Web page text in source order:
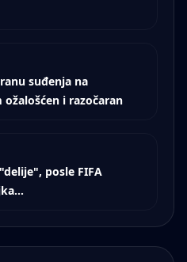
suđenja na
i razočaran
posle FIFA